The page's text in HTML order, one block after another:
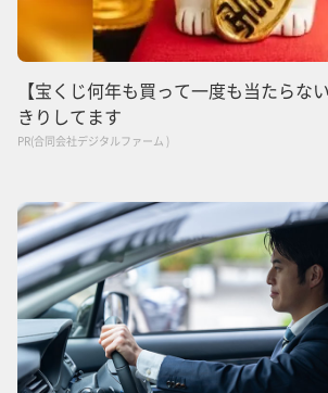
【宝くじ何年も買って一度も当たらな
きりしてます
PR(合同会社デジタルファーム )